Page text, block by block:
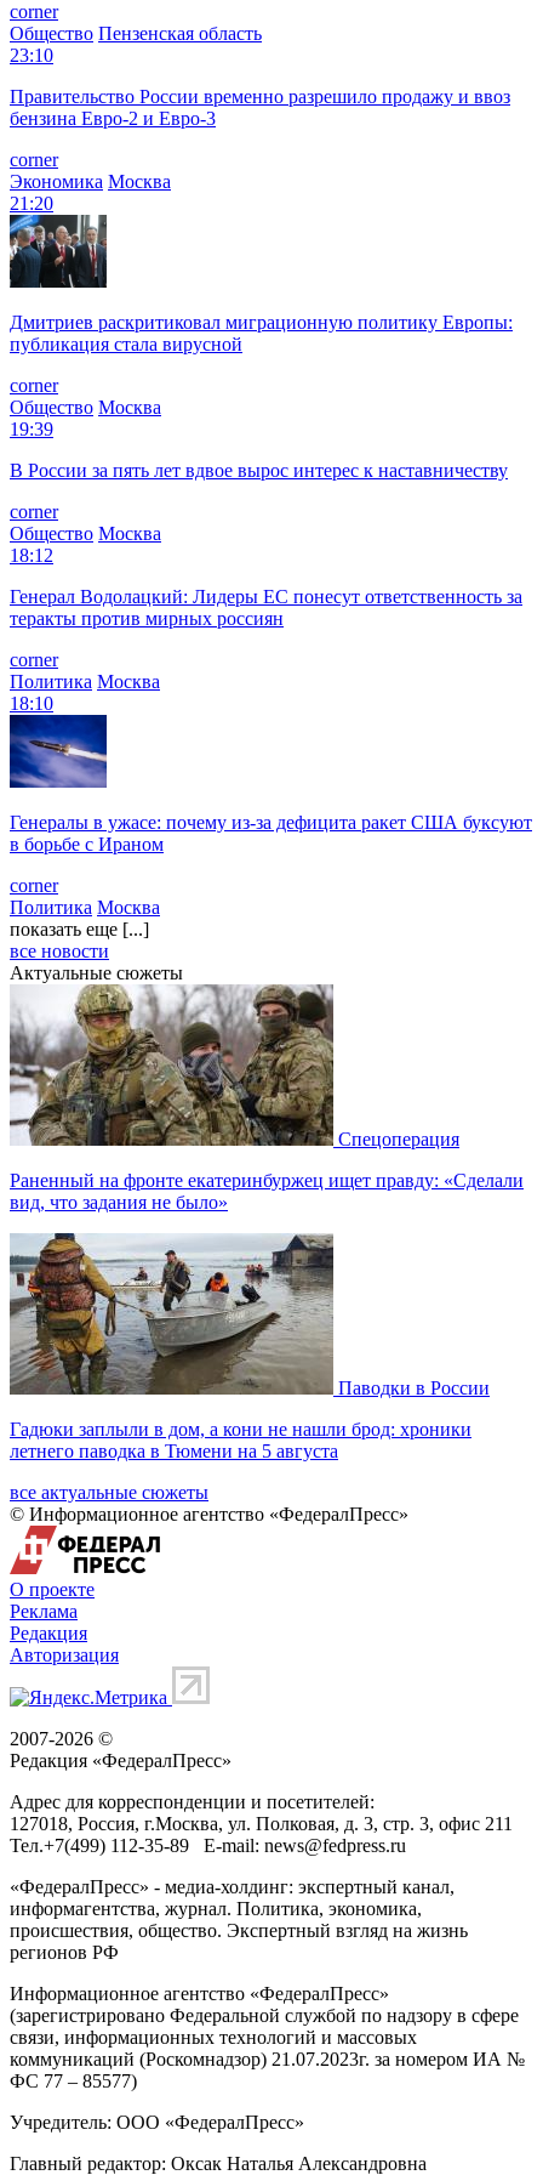
corner
Общество Пензенская область
23:10
Правительство России временно разрешило продажу и ввоз
бензина Евро-2 и Евро-3
corner
Экономика Москва
21:20
Дмитриев раскритиковал миграционную политику Европы:
публикация стала вирусной
corner
Общество Москва
19:39
В России за пять лет вдвое вырос интерес к наставничеству
corner
Общество Москва
18:12
Генерал Водолацкий: Лидеры ЕС понесут ответственность за
теракты против мирных россиян
corner
Политика Москва
18:10
Генералы в ужасе: почему из-за дефицита ракет США буксуют
в борьбе с Ираном
corner
Политика Москва
показать еще [...]
все новости
Актуальные сюжеты
Спецоперация
Раненный на фронте екатеринбуржец ищет правду: «Сделали
вид, что задания не было»
Паводки в России
Гадюки заплыли в дом, а кони не нашли брод: хроники
летнего паводка в Тюмени на 5 августа
все актуальные сюжеты
© Информационное агентство «ФедералПресс»
О проекте
Реклама
Редакция
Авторизация
2007-2026 ©
Редакция «ФедералПресс»
Адрес для корреспонденции и посетителей:
127018, Россия, г.Москва, ул. Полковая, д. 3, стр. 3, офис 211
Тел.+7(499) 112-35-89 E-mail: news@fedpress.ru
«ФедералПресс» - медиа-холдинг: экспертный канал,
информагентства, журнал. Политика, экономика,
происшествия, общество. Экспертный взгляд на жизнь
регионов РФ
Информационное агентство «ФедералПресс»
(зарегистрировано Федеральной службой по надзору в сфере
связи, информационных технологий и массовых
коммуникаций (Роскомнадзор) 21.07.2023г. за номером ИА №
ФС 77 – 85577)
Учредитель: ООО «ФедералПресс»
Главный редактор: Оксак Наталья Александровна